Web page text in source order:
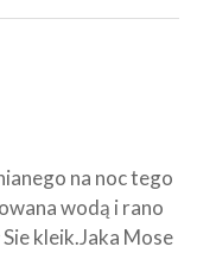
na noc tego
wodą i rano
kleik.Jaka Mose